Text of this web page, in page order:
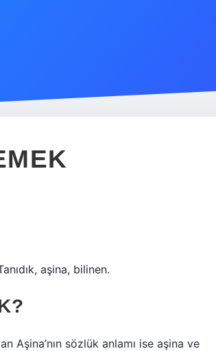
aşina, bilinen.
Aşina’nın sözlük anlamı ise aşina ve